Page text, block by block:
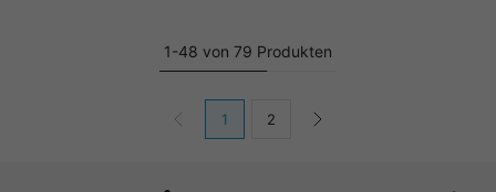
1-48 von 79 Produkten
1 2